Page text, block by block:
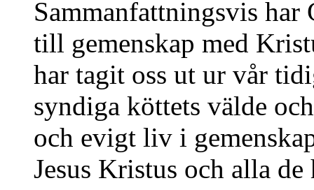
Sammanfattningsvis har
till gemenskap med
har tagit oss ut ur vår
syndiga köttets välde
och evigt liv i
Jesus Kristus och alla